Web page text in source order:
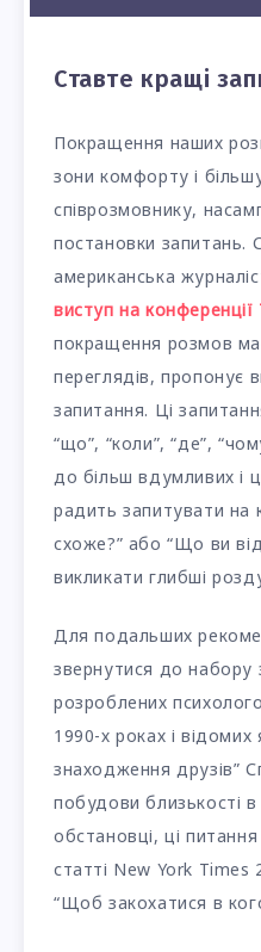
Ставте кращі
Покращення наших
зони комфорту і
співрозмовнику,
постановки запитань.
американська
виступ на
покращення розмов
переглядів, пропонує
запитання. Ці
“що”, “коли”, “де”,
до більш вдумливих і
радить запитувати
схоже?” або “Що ви
викликати глибші
Для подальших
звернутися до набору
розроблених
1990-х роках і
знаходження друзів”
побудови близькості
обстановці, ці
статті New York Times
“Щоб закохатися в